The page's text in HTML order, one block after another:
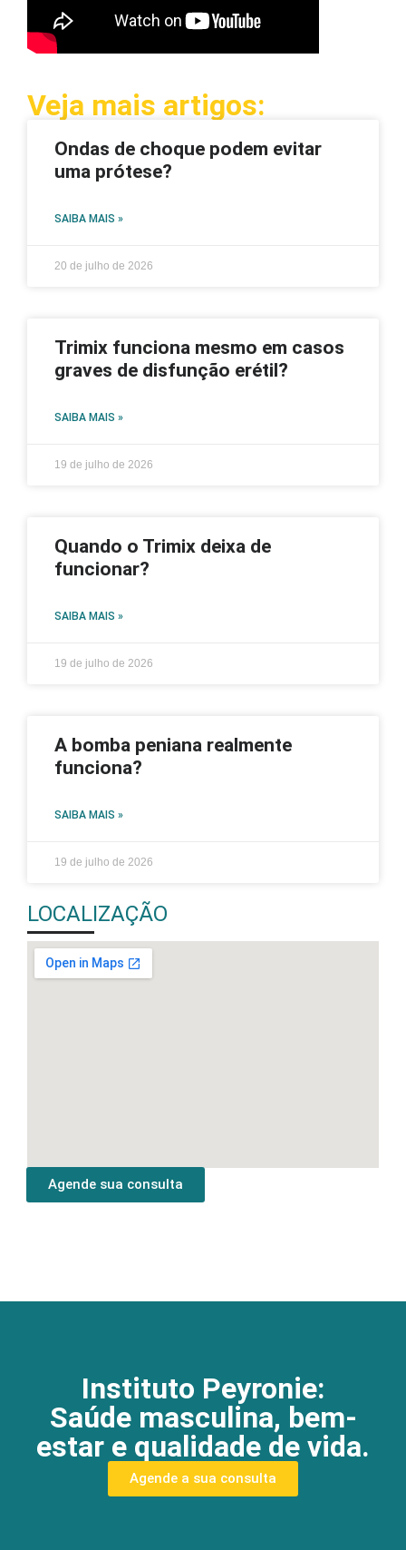
Veja mais artigos:
Ondas de choque podem evitar
uma prótese?
SAIBA MAIS »
20 de julho de 2026
Trimix funciona mesmo em casos
graves de disfunção erétil?
SAIBA MAIS »
19 de julho de 2026
Quando o Trimix deixa de
funcionar?
SAIBA MAIS »
19 de julho de 2026
A bomba peniana realmente
funciona?
SAIBA MAIS »
19 de julho de 2026
LOCALIZAÇÃO
Agende sua consulta
Instituto Peyronie:
Saúde masculina, bem-
estar e qualidade de vida.
Agende a sua consulta